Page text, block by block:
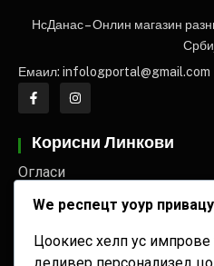
НЕ
НЕWС ЕЛЕМЕНТОР
НсДанас – Онлин магазин
Емаил: infologportal@gmail.com
Корисни Линкови
Огласи
Сервисне Информације
Wе респецт yоур привацy
Цоокиес хелп ус
деливер персонализед